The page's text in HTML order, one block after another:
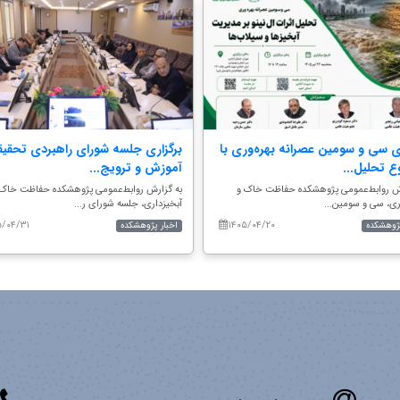
برگزاری جلسه شورای راهبردی
آموزش و ترویج...
به گزارش روابط‌عمومی پژوهشکده حفاظت
آبخیزداری، جلسه شورای ر...
۱۴۰۵/
اخبار پژوهشکده
سی و سومین عصرانه بهره‌وری با
تحلیل...
روابط‌عمومی پژوهشکده حفاظت خاک و
سی و سومین...
۱۴۰۵/۰۴/۲۰